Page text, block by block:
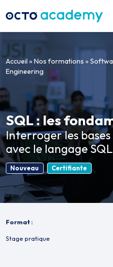
Accueil » Nos formations »
Engineering
SQL : les
Interroger les bases
avec le langage SQL
Nouveau Certifiante
Format :
Stage pratique